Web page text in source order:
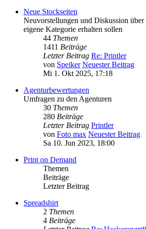
Neue Stockseiten
Neuvorstellungen und Diskussion über
eigene Kategorie erhalten sollen
44 Themen
1411 Beiträge
Letzter Beitrag Re: Printler
von Speiker Neuester Beitrag
Mi 1. Okt 2025, 17:18
Agenturbewertungen
Umfragen zu den Agenturen
30 Themen
280 Beiträge
Letzter Beitrag Printler
von Foto max Neuester Beitrag
Sa 10. Jun 2023, 18:00
Print on Demand
Themen
Beiträge
Letzter Beitrag
Spreadshirt
2 Themen
4 Beiträge